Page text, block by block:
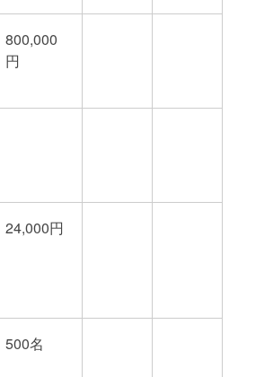
800,000
円
24,000円
500名